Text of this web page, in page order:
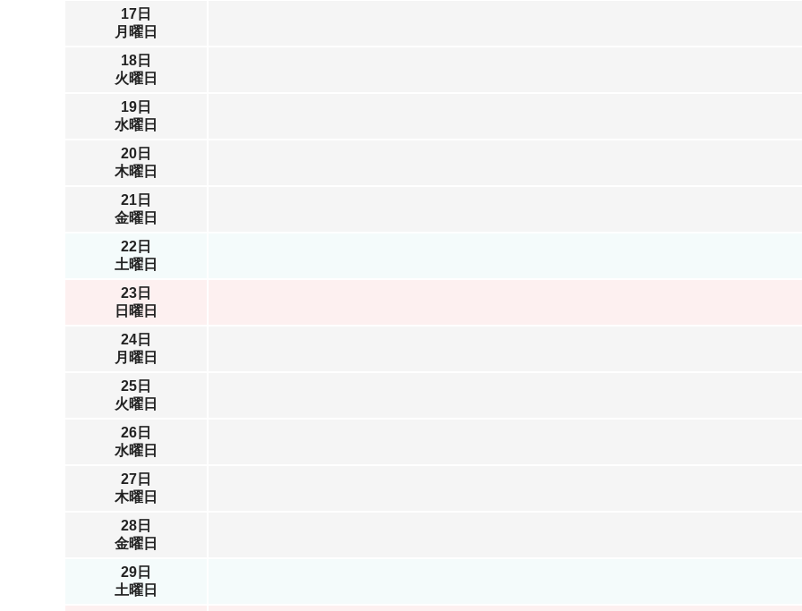
17日
月曜日
18日
火曜日
19日
水曜日
20日
木曜日
21日
金曜日
22日
土曜日
23日
日曜日
24日
月曜日
25日
火曜日
26日
水曜日
27日
木曜日
28日
金曜日
29日
土曜日